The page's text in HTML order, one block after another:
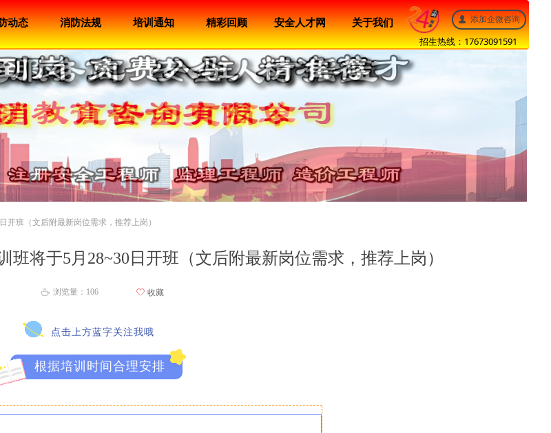
动态 消防法规 培训通知 精彩回顾 安全人才网 关于我们
招生热线：17673091591
넙 添加企微咨询
班将于5月28~30日开班（文后附最新岗位需求，推荐上岗）
开班（文后附最新岗位需求，推荐上岗）
点击上方蓝字关注我哦
根据培训时间合理安排
ꄘ 浏览量： 106 ꄀ 收藏